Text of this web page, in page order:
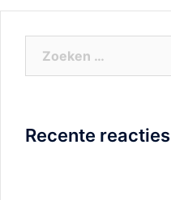
Recente reacties